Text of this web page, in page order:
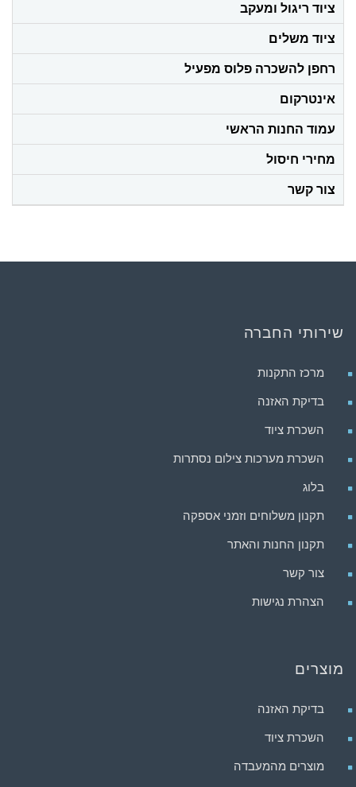
ציוד ריגול ומעקב
ציוד משלים
רחפן להשכרה פלוס מפעיל
אינטרקום
עמוד החנות הראשי
מחירי חיסול
צור קשר
שירותי החברה
מרכז התקנות
בדיקת האזנה
השכרת ציוד
השכרת מערכות צילום נסתרות
בלוג
תקנון משלוחים וזמני אספקה
תקנון החנות והאתר
צור קשר
הצהרת נגישות
מוצרים
בדיקת האזנה
השכרת ציוד
מוצרים מהמעבדה